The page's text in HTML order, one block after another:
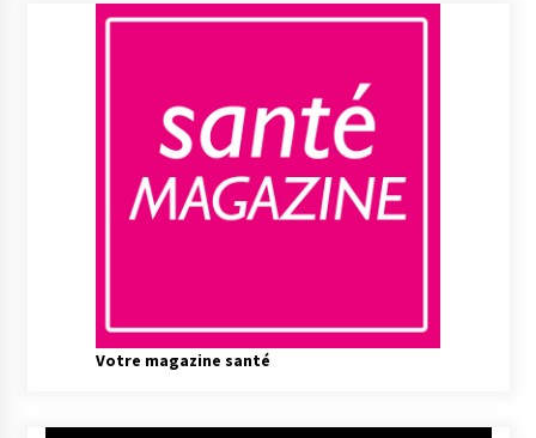
Votre magazine santé